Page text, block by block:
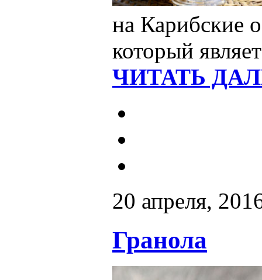
на Карибские
который
ЧИТАТЬ
20 апреля,
Гранола